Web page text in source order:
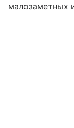
малозаметных